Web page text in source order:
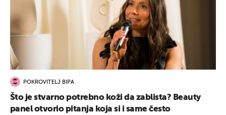
POKROVITELJ BIPA
Što je stvarno potrebno koži da zablista? Beauty
panel otvorio pitanja koja si i same često